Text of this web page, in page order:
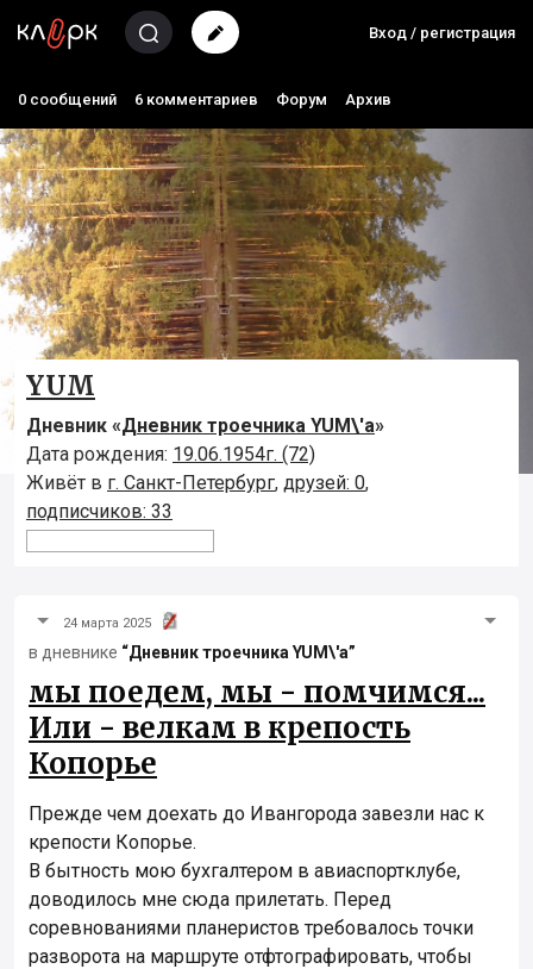
Вход / регистрация
0 сообщений 6 комментариев Форум Архив
YUM
Дневник «Дневник троечника YUM\'а»
Дата рождения: 19.06.1954г. (72)
Живёт в г. Санкт-Петербург, друзей: 0,
подписчиков: 33
24 марта 2025
в дневнике “Дневник троечника YUM\'а”
мы поедем, мы - помчимся...
Или - велкам в крепость
Копорье
Прежде чем доехать до Ивангорода завезли нас к
крепости Копорье.
В бытность мою бухгалтером в авиаспортклубе,
доводилось мне сюда прилетать. Перед
соревнованиями планеристов требовалось точки
разворота на маршруте отфтографировать, чтобы